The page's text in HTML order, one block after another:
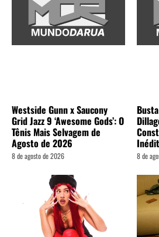
Westside Gunn x Saucony
Grid Jazz 9 ‘Awesome Gods’: O
Tênis Mais Selvagem de
Agosto de 2026
8 de agosto de 2026 8 de